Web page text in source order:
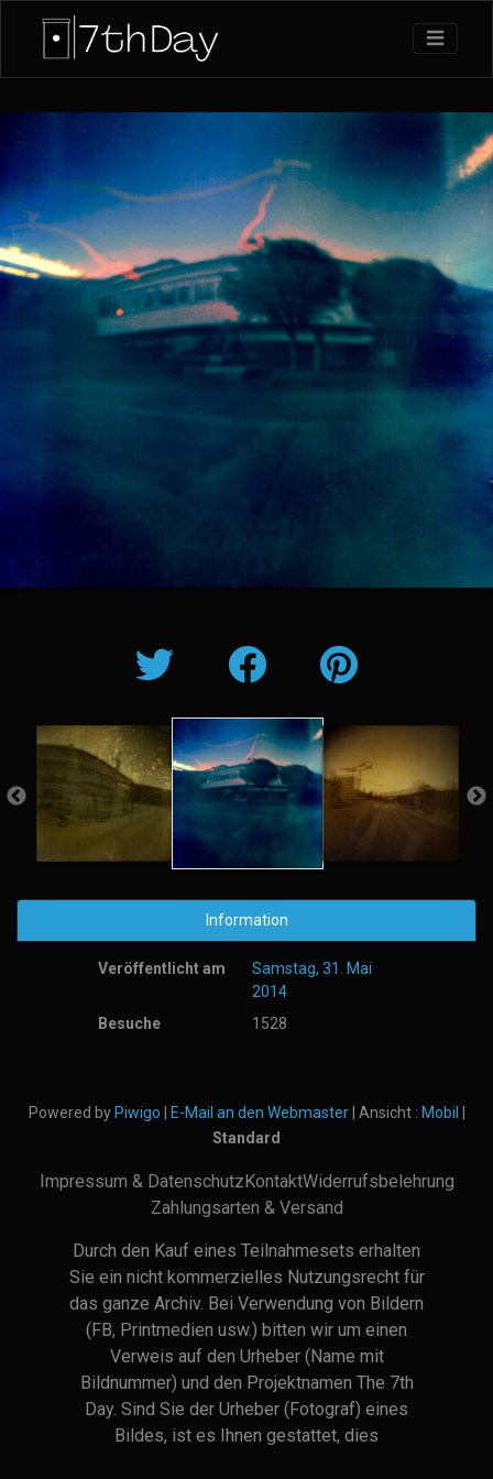
Information
Veröffentlicht am
Samstag, 31. Mai
2014
Besuche
1528
Powered by Piwigo E-Mail an den Webmaster| Ansicht : Mobil
Standard
Impressum & DatenschutzKontaktWiderrufsbelehrung
Zahlungsarten & Versand
Durch den Kauf eines Teilnahmesets erhalten
Sie ein nicht kommerzielles Nutzungsrecht für
das ganze Archiv. Bei Verwendung von Bildern
(FB, Printmedien usw.) bitten wir um einen
Verweis auf den Urheber (Name mit
Bildnummer) und den Projektnamen The 7th
Day. Sind Sie der Urheber (Fotograf) eines
Bildes, ist es Ihnen gestattet, dies